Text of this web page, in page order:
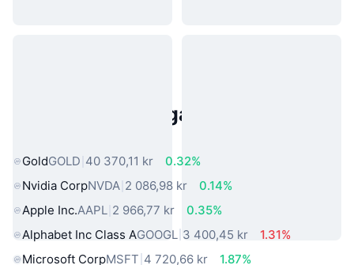
Populära tillgångar från den
GoldGOLD 40 370,11 kr
0.32%
Nvidia CorpNVDA 2 086,98 kr
0.14%
Apple Inc.AAPL 2 966,77 kr
0.35%
Alphabet Inc Class AGOOGL 3 400,45 kr
1.31%
Microsoft CorpMSFT 4 720,66 kr 1.87%